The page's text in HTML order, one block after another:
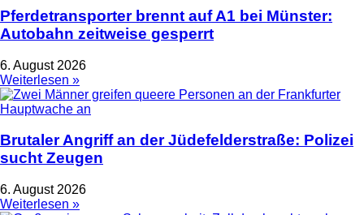
Pferdetransporter brennt auf A1 bei Münster:
Autobahn zeitweise gesperrt
6. August 2026
Weiterlesen »
Brutaler Angriff an der Jüdefelderstraße: Polizei
sucht Zeugen
6. August 2026
Weiterlesen »